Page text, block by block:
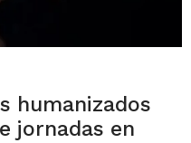
humanizados
jornadas en